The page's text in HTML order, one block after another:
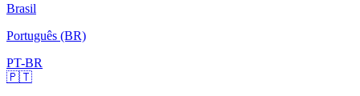
Brasil
Português (BR)
PT-BR
🇵🇹